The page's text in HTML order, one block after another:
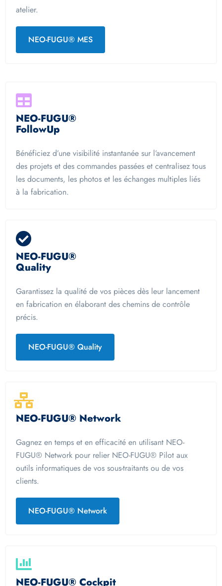
atelier.
NEO-FUGU® MES
NEO-FUGU®
FollowUp
Bénéficiez d’une visibilité instantanée sur l’avancement
des projets et des commandes passées et centralisez tous
les documents, les photos et les échanges multiples liés
à la fabrication.
NEO-FUGU®
Quality
Garantissez la qualité de vos pièces dès leur lancement
en fabrication en élaborant des chemins de contrôle
précis.
NEO-FUGU® Quality
NEO-FUGU® Network​
Gagnez en temps et en efficacité en utilisant NEO-
FUGU® Network pour relier NEO-FUGU® Pilot aux
outils informatiques de vos sous-traitants ou de vos
clients.
NEO-FUGU® Network
NEO-FUGU® Cockpit